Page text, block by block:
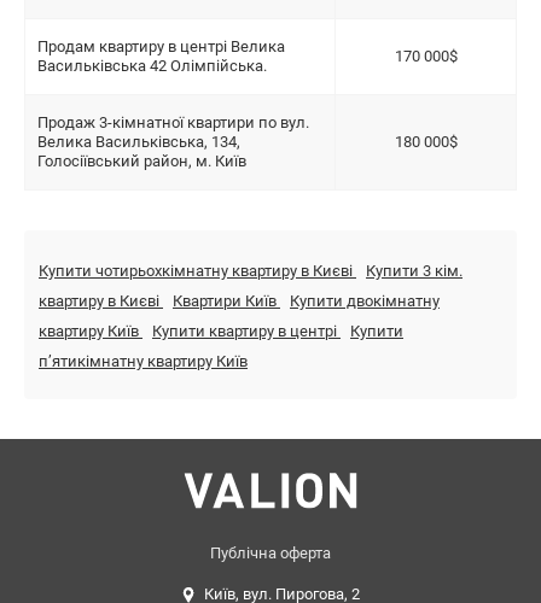
Продам квартиру в центрі Велика
Васильківська 42 Олімпійська.
170 000$
Продаж 3-кімнатної квартири по вул.
Велика Васильківська, 134,
Голосіївський район, м. Київ
180 000$
Купити чотирьохкімнатну квартиру в Києві
Купити 3 кім.
квартиру в Києві
Квартири Київ
Купити двокімнатну
квартиру Київ
Купити квартиру в центрі
Купити
пʼятикімнатну квартиру Київ
Публічна оферта
Київ, вул. Пирогова, 2